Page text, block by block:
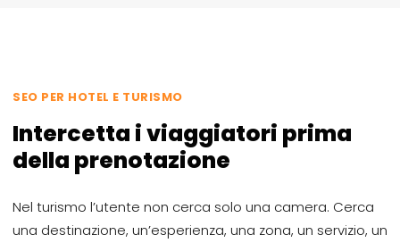
SEO PER HOTEL E TURISMO
Intercetta i viaggiatori prima
della prenotazione
Nel turismo l’utente non cerca solo una camera. Cerca
una destinazione, un’esperienza, una zona, un servizio, un